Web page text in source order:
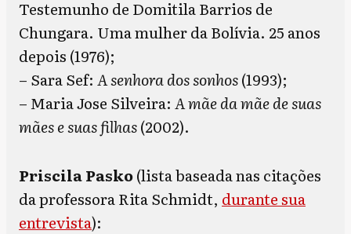
Testemunho de Domitila Barrios de
Chungara. Uma mulher da Bolívia. 25 anos
depois (1976);
– Sara Sef: A senhora dos sonhos(1993);
– Maria Jose Silveira: A mãe da mãe de suas
mães e suas filhas(2002).
Priscila Pasko(lista baseada nas citações
da professora Rita Schmidt, durante sua
entrevista):